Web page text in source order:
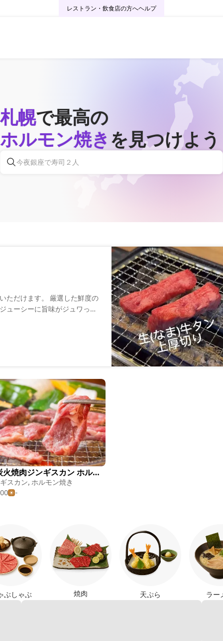
レストラン・飲食店の方へヘルプ
札幌で最高の
ホルモン焼き を見つけよう
ただけます。 厳選した鮮度の
ューシーに旨味がジュワっと
大衆炭火焼肉ジンギスカン ホルモン酒場 風土. 札幌駅前店
スカン, ホルモン焼き
-
ぶしゃぶ 焼肉 天ぷら ラー